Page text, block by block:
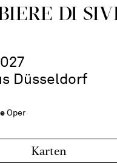
DI
Düsseldorf
Oper
Karten